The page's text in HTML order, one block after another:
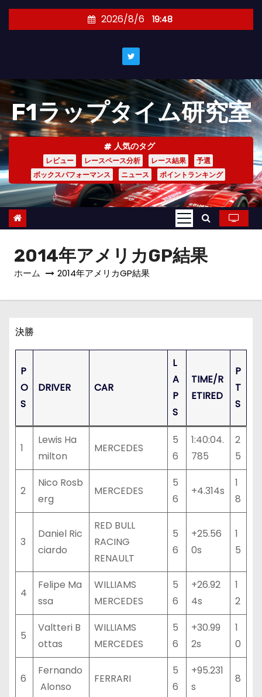
キ
ッ
プ
2026/8/6 19:48
F1ラップタイム研究室
人気のタグ
レビュー レースペース分析 レース結果
予選
ボックスパフォーマンス
ニュース ポイントランキング
2014年アメリカGP結果
ホーム 2014年アメリカGP結果
決勝
P
O
S
DRIVER CAR
L
A
P
S
TIME/R
ETIRED
P
T
S
1
Lewis Ha
milton
MERCEDES
5
6
1:40:04.
785
2
5
2
Nico Rosb
erg
MERCEDES
5
6
+4.314s
1
8
3
Daniel Ric
ciardo
RED BULL
RACING
RENAULT
5
6
+25.56
0s
1
5
4
Felipe Ma
ssa
WILLIAMS
MERCEDES
5
6
+26.92
4s
1
2
5
Valtteri B
ottas
WILLIAMS
MERCEDES
5
6
+30.99
2s
1
0
6
Fernando
Alonso
FERRARI
5
6
+95.231
s
8